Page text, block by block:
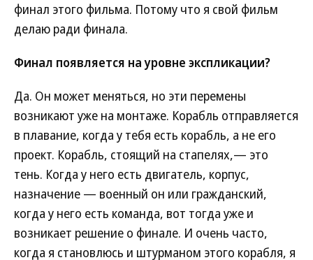
финал этого фильма. Потому что я свой фильм
делаю ради финала.
Финал появляется на уровне экспликации?
Да. Он может меняться, но эти перемены
возникают уже на монтаже. Корабль отправляется
в плавание, когда у тебя есть корабль, а не его
проект. Корабль, стоящий на стапелях,— это
тень. Когда у него есть двигатель, корпус,
назначение — военный он или гражданский,
когда у него есть команда, вот тогда уже и
возникает решение о финале. И очень часто,
когда я становлюсь и штурманом этого корабля, я